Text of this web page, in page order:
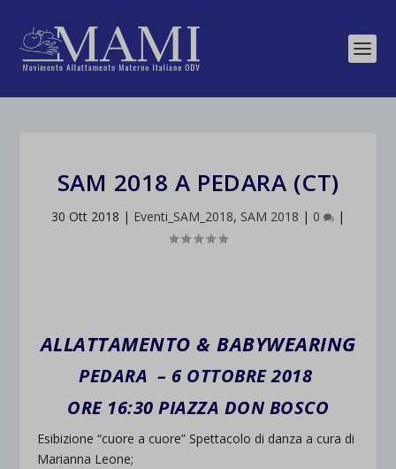
SAM 2018 A PEDARA (CT)
30 Ott 2018 | Eventi_SAM_2018, SAM 2018 | 0 |
ALLATTAMENTO & BABYWEARING
PEDARA – 6 OTTOBRE 2018
ORE 16:30 PIAZZA DON BOSCO
Esibizione “cuore a cuore” Spettacolo di danza a cura di
Marianna Leone;